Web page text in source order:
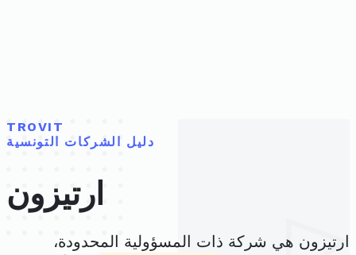
TROVIT
دليل الشركات التونسية
ارتيزون
ارتيزون هي شركة ذات المسؤولية المحدودة،